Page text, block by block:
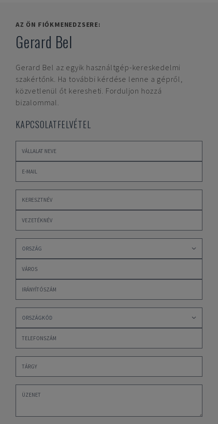
AZ ÖN FIÓKMENEDZSERE:
Gerard Bel
Gerard Bel az egyik használtgép-kereskedelmi
szakértőnk. Ha további kérdése lenne a gépről,
közvetlenül őt keresheti. Forduljon hozzá
bizalommal.
KAPCSOLATFELVÉTEL